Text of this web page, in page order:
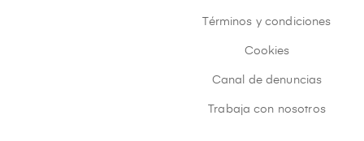
Términos y condiciones
Cookies
Canal de denuncias
Trabaja con nosotros